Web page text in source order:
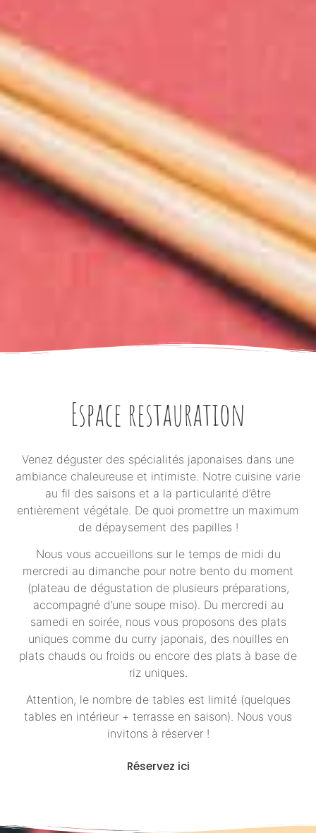
Espace restauration
Venez déguster des spécialités japonaises dans une
ambiance chaleureuse et intimiste. Notre cuisine varie
au fil des saisons et a la particularité d’être
entièrement végétale. De quoi promettre un maximum
de dépaysement des papilles !
Nous vous accueillons sur le temps de midi du
mercredi au dimanche pour notre bento du moment
(plateau de dégustation de plusieurs préparations,
accompagné d’une soupe miso). Du mercredi au
samedi en soirée, nous vous proposons des plats
uniques comme du curry japonais, des nouilles en
plats chauds ou froids ou encore des plats à base de
riz uniques.
Attention, le nombre de tables est limité (quelques
tables en intérieur + terrasse en saison). Nous vous
invitons à réserver !
Réservez ici